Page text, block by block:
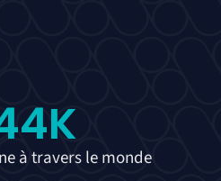
à travers le monde
K